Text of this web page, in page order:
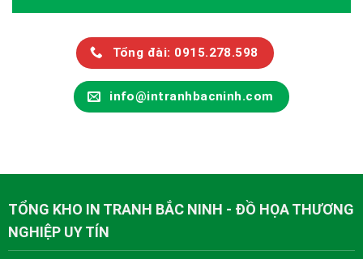
Tổng đài: 0915.278.598
info@intranhbacninh.com
TỔNG KHO IN TRANH BẮC NINH - ĐỒ HỌA THƯƠNG
NGHIỆP UY TÍN